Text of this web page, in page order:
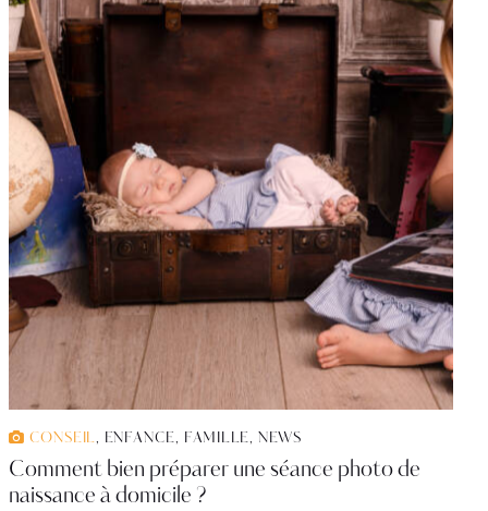
CONSEIL, ENFANCE, FAMILLE, NEWS
Comment bien préparer une séance photo de
naissance à domicile ?